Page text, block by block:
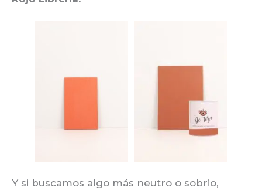
Y si buscamos algo más neutro o sobrio,